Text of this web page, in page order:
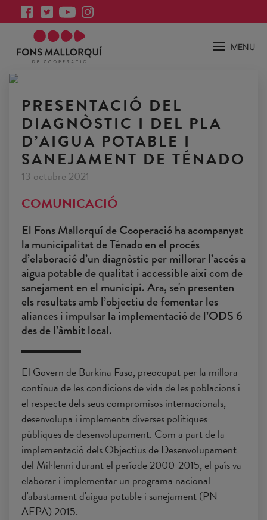
MENU
PRESENTACIÓ DEL
DIAGNÒSTIC I DEL PLA
D’AIGUA POTABLE I
SANEJAMENT DE TÉNADO
13 octubre 2021
COMUNICACIÓ
El Fons Mallorquí de Cooperació ha acompanyat
la municipalitat de Ténado en el procés
d’elaboració d’un diagnòstic per millorar l’accés a
aigua potable de qualitat i accessible així com de
sanejament en el municipi. Ara, se'n presenten
els resultats amb l’objectiu de fomentar les
aliances i impulsar la implementació de l’ODS 6
des de l’àmbit local.
El Govern de Burkina Faso, preocupat per la millora
contínua de les condicions de vida de les poblacions i
el respecte dels seus compromisos internacionals,
desenvolupa i implementa diverses polítiques
públiques de desenvolupament. Com a part de la
implementació dels Objectius de Desenvolupament
del Mil·lenni durant el període 2000-2015, el país va
elaborar i implementar un programa nacional
d'abastament d'aigua potable i sanejament (PN-
AEPA) 2015.